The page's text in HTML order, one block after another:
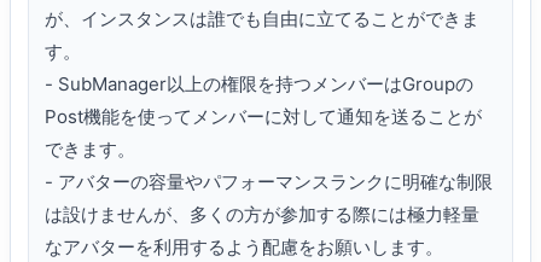
が、インスタンスは誰でも自由に立てることができま
す。
- SubManager以上の権限を持つメンバーはGroupの
Post機能を使ってメンバーに対して通知を送ることが
できます。
- アバターの容量やパフォーマンスランクに明確な制限
は設けませんが、多くの方が参加する際には極力軽量
なアバターを利用するよう配慮をお願いします。